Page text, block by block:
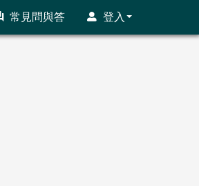
常見問與答 登入